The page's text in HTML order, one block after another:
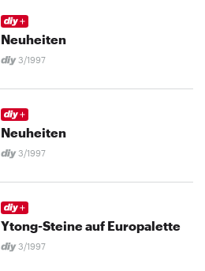
Neuheiten
3/1997
Neuheiten
3/1997
Ytong-Steine auf Europalette
3/1997